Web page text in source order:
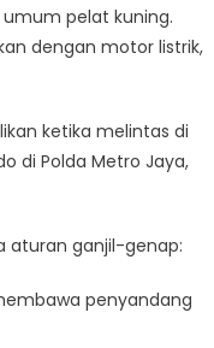
pelat kuning.
dengan motor listrik,
ketika melintas di
di Polda Metro Jaya,
aturan ganjil-genap:
penyandang